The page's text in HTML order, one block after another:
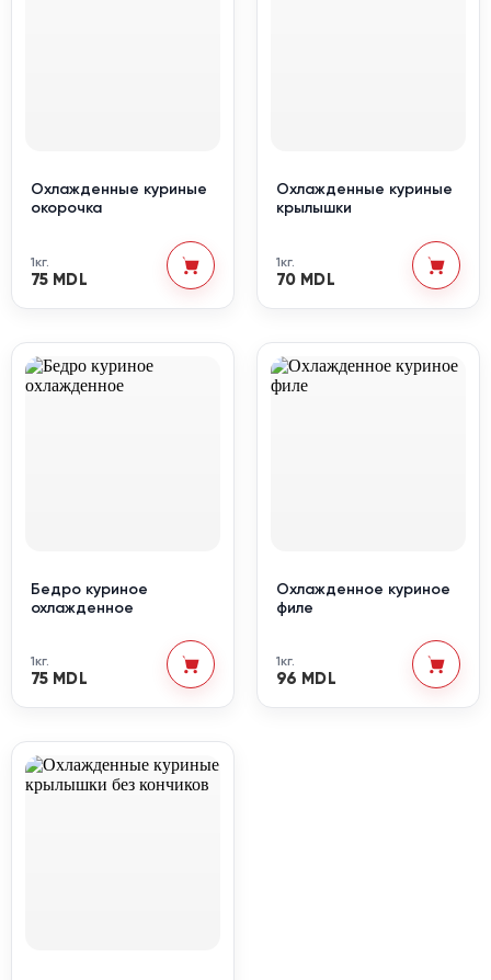
Охлажденные куриные
окорочка
1кг.
75 MDL
Охлажденные куриные
крылышки
1кг.
70 MDL
Бедро куриное
охлажденное
1кг.
75 MDL
Охлажденное куриное
филе
1кг.
96 MDL